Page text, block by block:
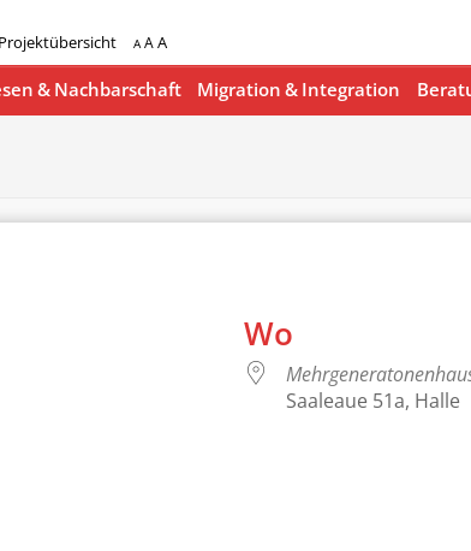
Projektübersicht A AA
& Nachbarschaft Migration & Integration
Wo
Saaleaue 51a, Halle